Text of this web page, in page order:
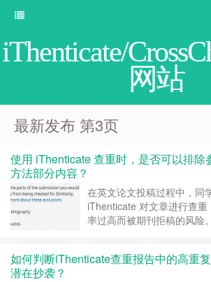
iThenticate/
网站
最新发布 第3页
使用 iThenticate 查重时，是否可以排除
方法部分内容？
在英文论文投稿过程中，同
iThenticate 对文章进行查重
率过高而被期刊拒稿的风险
核心部分”造成重复率偏高
如何判断iThenticate查重报告中的高重
潜在抄袭？